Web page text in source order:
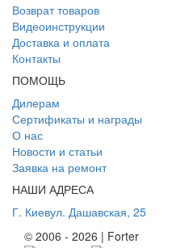
Возврат товаров
Видеоинструкции
Доставка и оплата
Контакты
ПОМОЩЬ
Дилерам
Сертификаты и награды
О нас
Новости и статьи
Заявка на ремонт
НАШИ АДРЕСА
Г. Киевул. Дашавская, 25
© 2006 - 2026 | Forter